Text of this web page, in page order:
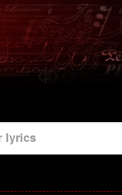
lyrics